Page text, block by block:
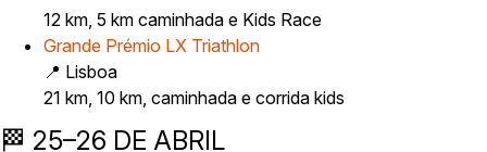
12 km, 5 km caminhada e Kids Race
Grande Prémio LX Triathlon
📍 Lisboa
21 km, 10 km, caminhada e corrida kids
🏁 25–26 DE ABRIL